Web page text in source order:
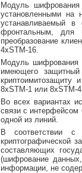
Модуль
установленными на
устанавливаемый
фронтальным, для
преобразование
4xSTM-16.
Модуль шифрования
имеющего
криптоимитозащиту
8xSTM-1 или 8xSTM-
Во всех вариантах
связи с интерфейсом
одной из линий.
В соответствии с
криптографической
составляющих
(шифрование
информации, не